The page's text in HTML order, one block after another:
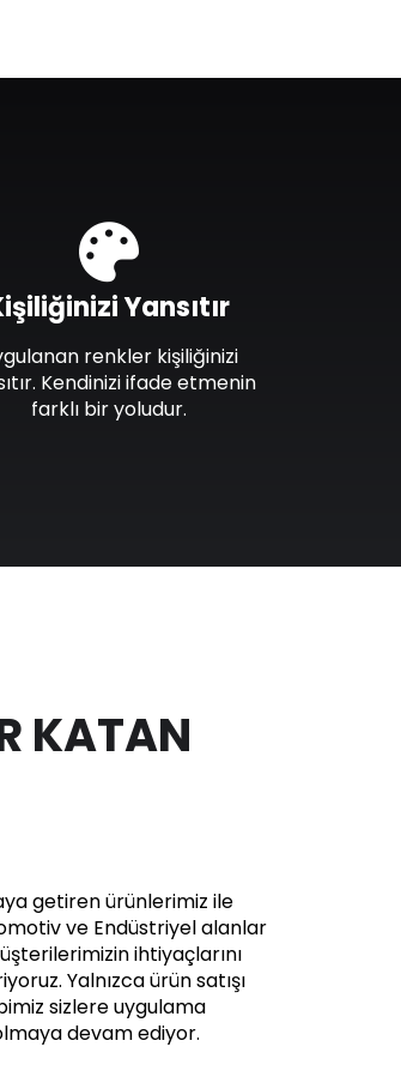
Yansıtır
renkler kişiliğinizi
Kendinizi ifade etmenin
farklı bir yoludur.
KATAN
getiren ürünlerimiz ile
ve Endüstriyel alanlar
ihtiyaçlarını
Yalnızca ürün satışı
sizlere uygulama
devam ediyor.